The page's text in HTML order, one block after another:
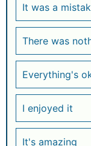
It was a
There was
Everything's
I enjoyed it
It's amazing